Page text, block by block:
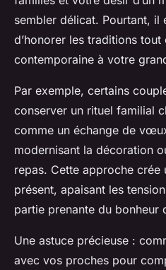
sembler délicat. Pourtant, il
d’honorer les traditions
contemporaine à votre
Par exemple, certains
conserver un rituel familial
comme un échange de
modernisant la décoration
repas. Cette approche crée
présent, apaisant les
partie prenante du bonheur
Une astuce précieuse :
avec vos proches pour